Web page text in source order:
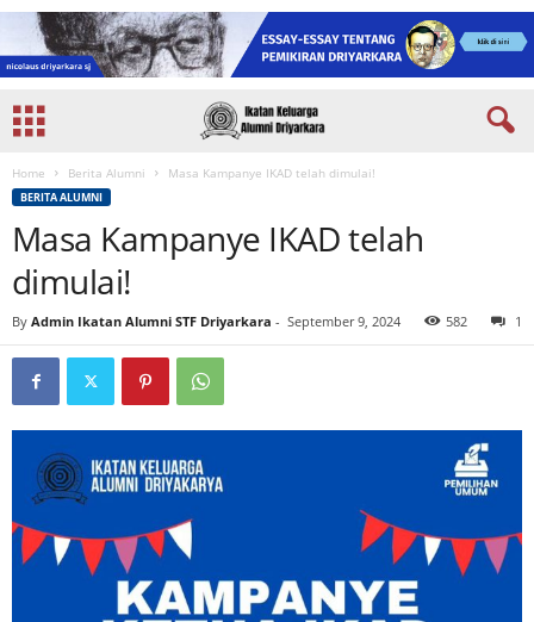
Home Berita Alumni Masa Kampanye IKAD telah dimulai!
BERITA ALUMNI
Masa Kampanye IKAD telah
dimulai!
By Admin Ikatan Alumni STF Driyarkara - September 9, 2024 582 1